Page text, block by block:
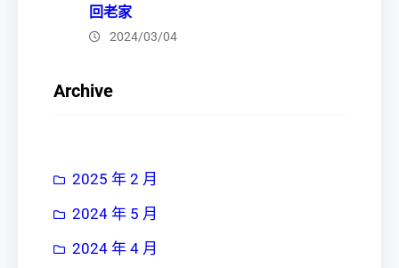
回老家
2024/03/04
Archive
2025 年 2 月
2024 年 5 月
2024 年 4 月